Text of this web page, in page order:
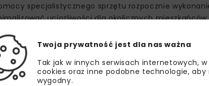
specjalistycznego sprzętu rozpocznie
uciążliwości dla okolicznych
wodną z pominięciem układu ścieżek i
potrwają do końca lipca. Po tym terminie palownica
Od sierpnia planowane jest udostępnienie części
wygrodzenie z terenu budowy ścieżki wzdłuż
ścieżka pieszo-rowerowa powinna zostać
Twoja prywatność jest dla nas ważna
Tak jak w innych serwisach internetowych,
cookies oraz inne podobne technologie, aby
wygodny.